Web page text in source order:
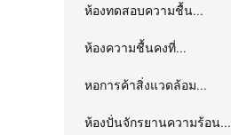
ห้องทดสอบความชื้น...
ห้องความชื้นคงที่...
หอการค้าสิ่งแวดล้อม...
ห้องปั่นจักรยานความร้อน...